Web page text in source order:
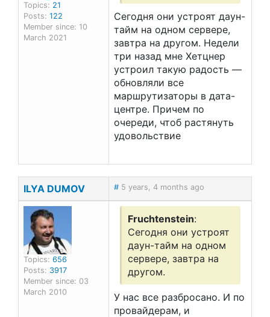
Topics: 21
Posts: 122
Member since: 10
March 2021
Сегодня они устроят даун-
тайм на одном сервере,
завтра на другом. Недели
три назад мне Хетцнер
устроил такую радость —
обновляли все
маршрутизаторы в дата-
центре. Причем по
очереди, чтоб растянуть
удовольствие
ILYA DUMOV # 5 years, 4 months ago
Topics: 656
Posts: 3917
Member since: 03
March 2010
Fruchtenstein:
Сегодня они устроят
даун-тайм на одном
сервере, завтра на
другом.
У нас все разбросано. И по
провайдерам, и